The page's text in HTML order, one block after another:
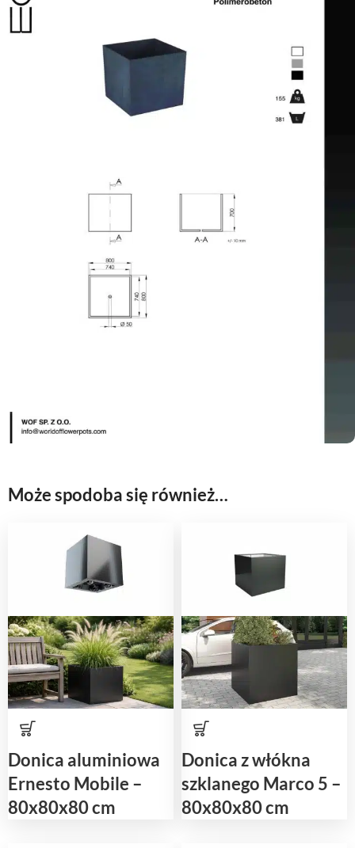
Może spodoba się również…
Donica aluminiowa
Ernesto Mobile –
80x80x80 cm
Donica z włókna
szklanego Marco 5 –
80x80x80 cm